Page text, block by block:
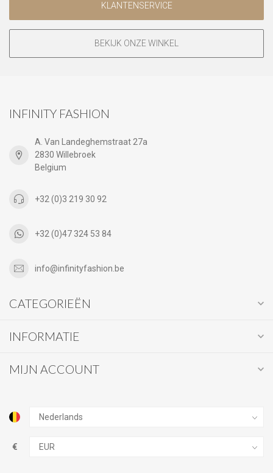
KLANTENSERVICE
BEKIJK ONZE WINKEL
INFINITY FASHION
A. Van Landeghemstraat 27a
2830 Willebroek
Belgium
+32 (0)3 219 30 92
+32 (0)47 324 53 84
info@infinityfashion.be
CATEGORIEËN
INFORMATIE
MIJN ACCOUNT
€